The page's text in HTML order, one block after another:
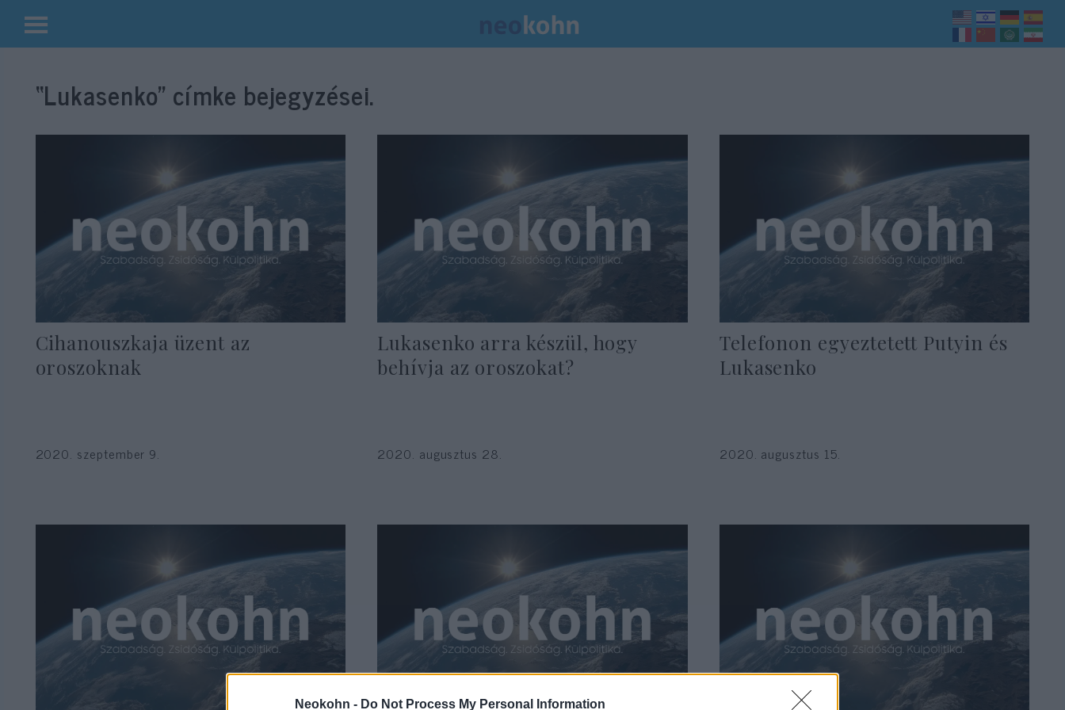
Neokohn - Do Not Process My Personal Information
Kilépés
tartalomba“Lukasenko” címke bejegyzései.
Cihanouszkaja üzent az
oroszoknak
2020. szeptember 9.
Lukasenko arra készül, hogy
behívja az oroszokat?
2020. augusztus 28.
Telefonon egyeztetett Putyin és
Lukasenko
2020. augusztus 15.